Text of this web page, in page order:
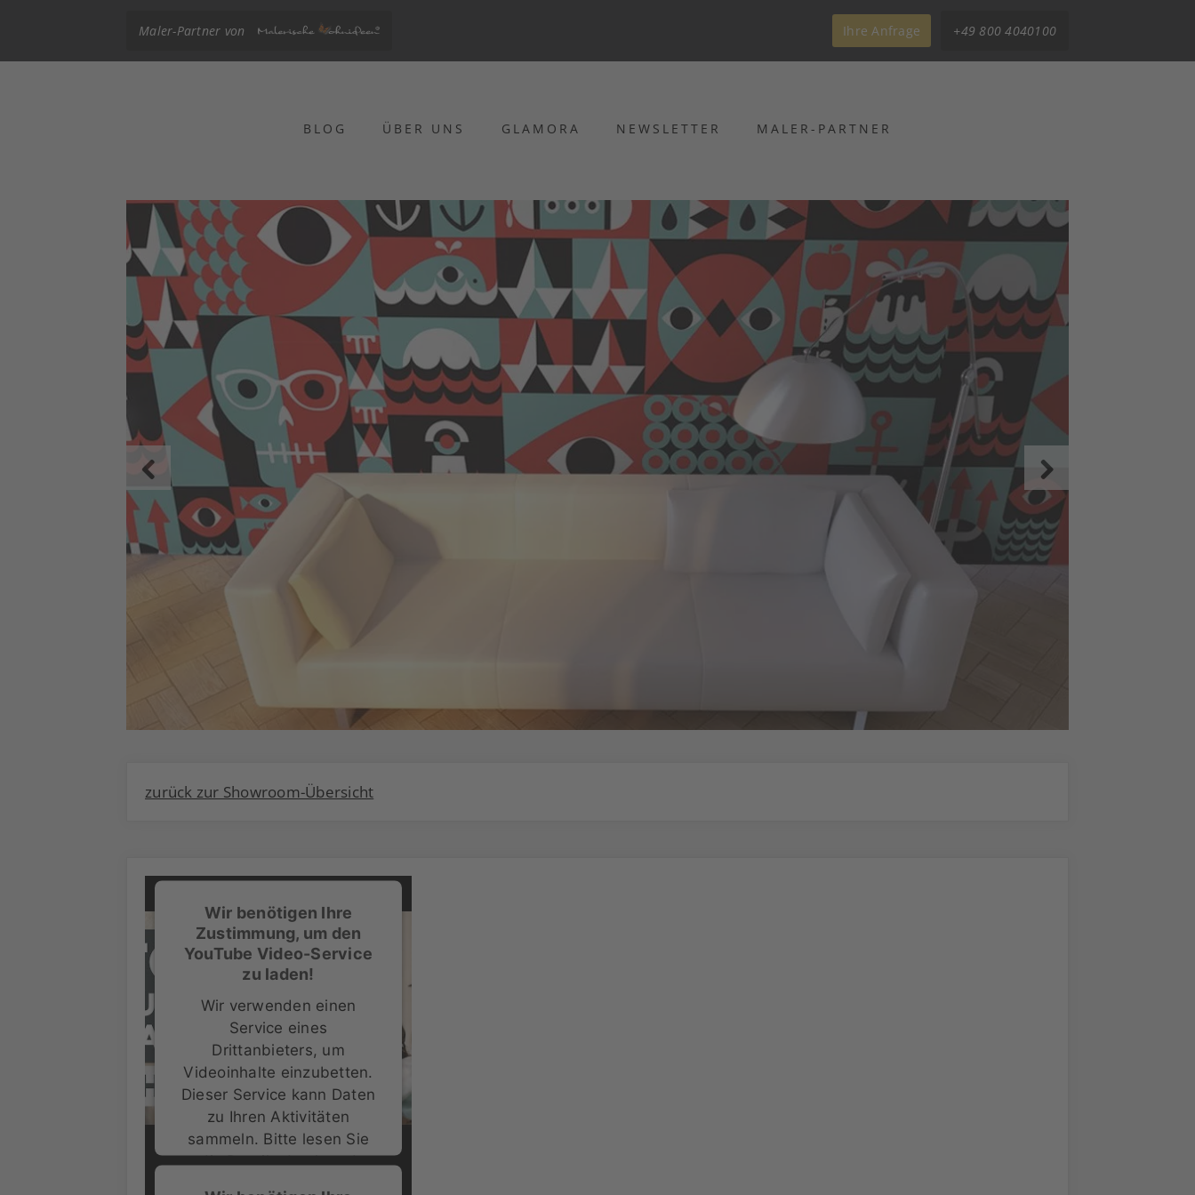
Maler-Partner von Ihre Anfrage +49 800 4040100
BLOG ÜBER UNS GLAMORA NEWSLETTER MALER-PARTNER
zurück zur Showroom-Übersicht
Wir benötigen Ihre
Zustimmung, um den
YouTube Video-Service
zu laden!
Wir verwenden einen
Service eines
Drittanbieters, um
Videoinhalte einzubetten.
Dieser Service kann Daten
zu Ihren Aktivitäten
sammeln. Bitte lesen Sie
die Details durch und